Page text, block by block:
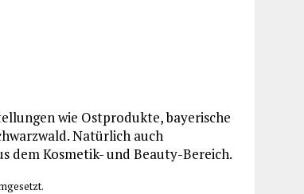
wie Ostprodukte, bayerische
Natürlich auch
dem Kosmetik- und Beauty-Bereich.